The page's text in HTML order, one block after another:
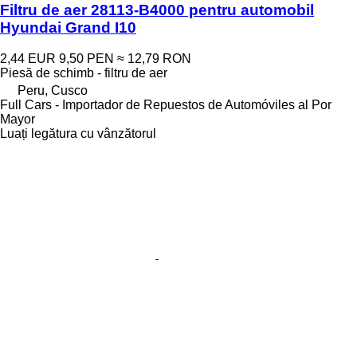
Filtru de aer 28113-B4000 pentru automobil
Hyundai Grand I10
2,44 EUR 9,50 PEN ≈ 12,79 RON
Piesă de schimb - filtru de aer
Peru, Cusco
Full Cars - Importador de Repuestos de Automóviles al Por
Mayor
Luați legătura cu vânzătorul